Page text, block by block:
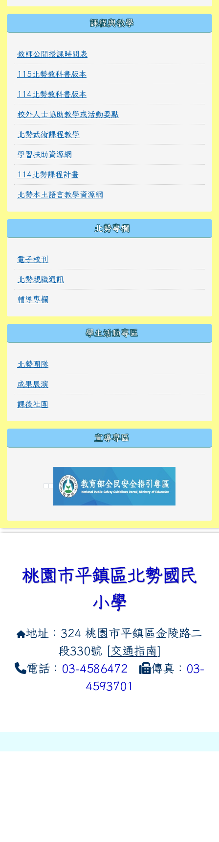
課程與教學
教師公開授課時間表
115北勢教科書版本
114北勢教科書版本
校外人士協助教學或活動要點
北勢武術課程教學
學習扶助資源網
114北勢課程計畫
北勢本土語言教學資源網
北勢專欄
電子校刊
北勢親職通訊
輔導專欄
學生活動專區
北勢團隊
成果展演
課後社團
宣導專區
link to https://
link to https://10000.gov.tw/
link to https://
link to https://10000.gov.tw/
link to https://
link to https://
link to https://i.win.org.tw/
link to https://
link to https://
link to https://
link to https://
桃園市平鎮區北勢國民
小學
地址：324 桃園市平鎮區金陵路二
段330號 [交通指南]
電話： 03-4586472 傳真： 03-
4593701